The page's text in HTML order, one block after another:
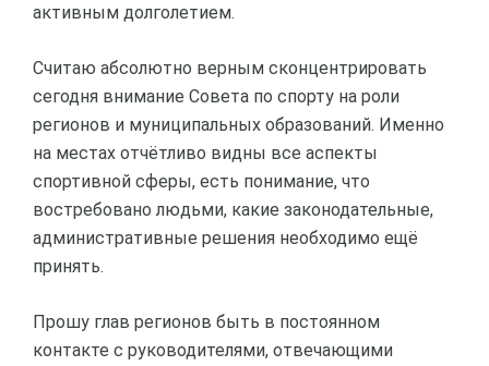
активным долголетием.
Считаю абсолютно верным сконцентрировать
сегодня внимание Совета по спорту на роли
регионов и муниципальных образований. Именно
на местах отчётливо видны все аспекты
спортивной сферы, есть понимание, что
востребовано людьми, какие законодательные,
административные решения необходимо ещё
принять.
Прошу глав регионов быть в постоянном
контакте с руководителями, отвечающими